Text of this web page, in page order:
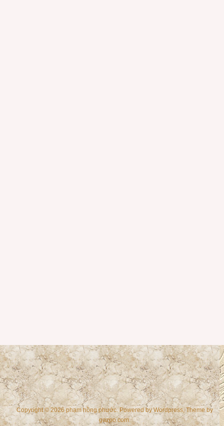
Copyright © 2026 phạm hồng phước. Powered byWordpress, Theme by
gazpo.com.